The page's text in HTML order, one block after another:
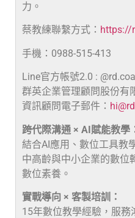
力。
蔡教練聯繫方式： https://
手機：0988-515-413
Line官方帳號2.0 :
群英企業管理顧問股份有
資訊顧問電子郵件：
跨代際溝通 × AI賦能教學
結合AI應用、數位工具教
中高齡與中小企業的數位
數位素養。
實戰導向 × 客製培訓：
15年數位教學經驗，服